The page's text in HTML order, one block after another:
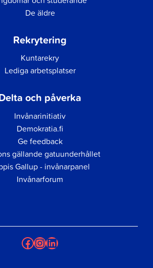
De äldre
Rekrytering
Kuntarekry
Lediga arbetsplatser
och påverka
Invånarinitiativ
Demokratia.fi
Ge feedback
gällande gatuunderhållet
Gallup - invånarpanel
Invånarforum
Facebook
Instagram
LinkedIn